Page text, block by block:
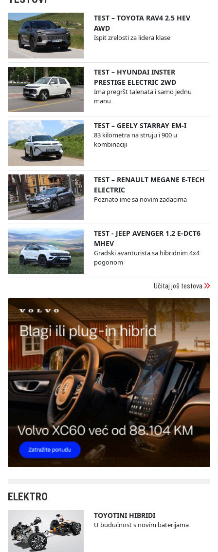
TEST – TOYOTA RAV4 2.5 HEV
AWD
Ispit zrelosti za lidera klase
TEST – HYUNDAI INSTER
PRESTIGE ELECTRIC 2WD
Ima pregršt talenata i samo jednu
manu
TEST – GEELY STARRAY EM-I
83 kilometra na struju i 900 u
kombinaciji
TEST – RENAULT MEGANE E-TECH
ELECTRIC
Poznato ime sa novim zadacima
TEST - JEEP AVENGER 1.2 E-DCT6
MHEV
Gradski avanturista sa hibridnim 4x4
pogonom
Učitaj još testova
ELEKTRO
TOYOTINI HIBRIDI
U budućnost s novim baterijama